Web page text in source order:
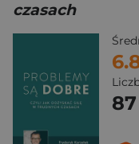
czasach
87